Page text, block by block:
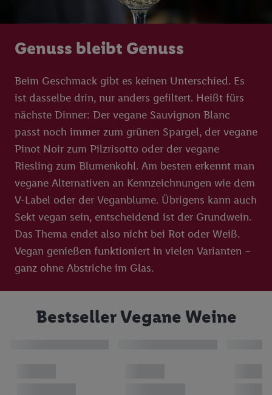
Genuss bleibt Genuss
Beim Geschmack gibt es keinen Unterschied. Es
ist dasselbe drin, nur anders gefiltert. Heißt fürs
nächste Dinner: Der vegane Sauvignon Blanc
passt noch immer zum grünen Spargel, der vegane
Pinot Noir zum Pilzrisotto oder der vegane
Riesling zum Blumenkohl. Am besten erkennt man
vegane Alternativen an Kennzeichnungen wie dem
V-Label oder der Veganblume. Übrigens kann auch
Sekt vegan sein, entscheidend ist der Grundwein.
Das Thema endet also nicht bei Rot oder Weiß.
Vegan genießen funktioniert in vielen Varianten –
ganz ohne Abstriche im Glas.
Bestseller Vegane Weine